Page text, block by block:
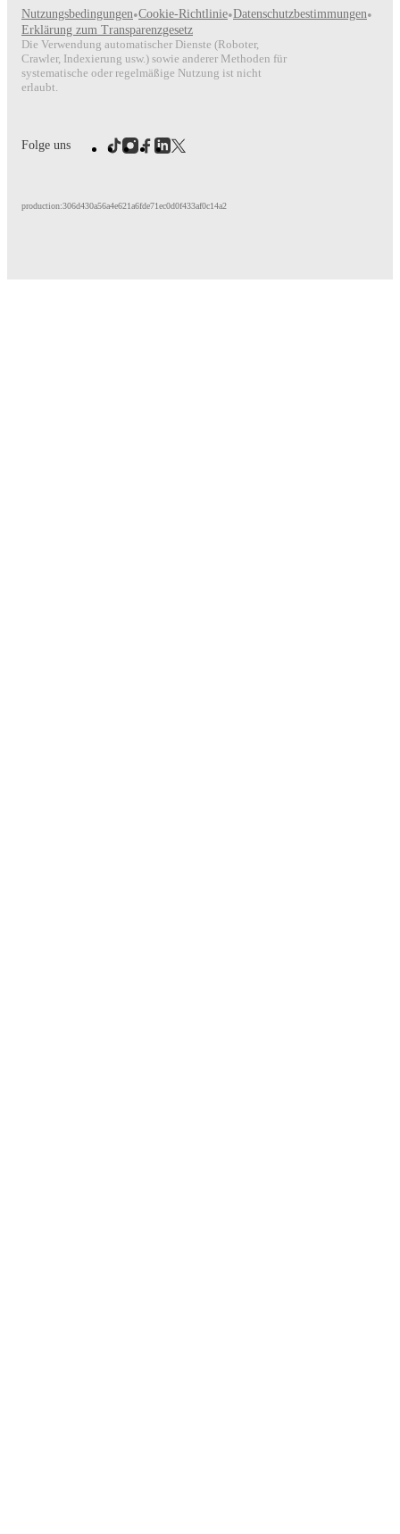
Nutzungsbedingungen•Cookie-Richtlinie•Datenschutzbestimmungen•
Erklärung zum Transparenzgesetz
Die Verwendung automatischer Dienste (Roboter,
Crawler, Indexierung usw.) sowie anderer Methoden für
systematische oder regelmäßige Nutzung ist nicht
erlaubt.
Folge uns
production:306d430a56a4e621a6fde71ec0d0f433af0c14a2